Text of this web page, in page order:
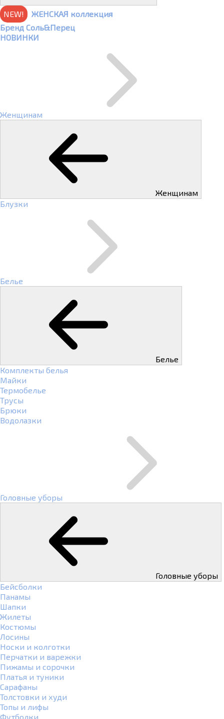
NEW!
ЖЕНСКАЯ коллекция
Бренд Соль&Перец
НОВИНКИ
Женщинам
Женщинам
Блузки
Белье
Белье
Комплекты белья
Майки
Термобелье
Трусы
Брюки
Водолазки
Головные уборы
Головные уборы
Бейсболки
Панамы
Шапки
Жилеты
Костюмы
Лосины
Носки и колготки
Перчатки и варежки
Пижамы и сорочки
Платья и туники
Сарафаны
Толстовки и худи
Топы и лифы
Футболки